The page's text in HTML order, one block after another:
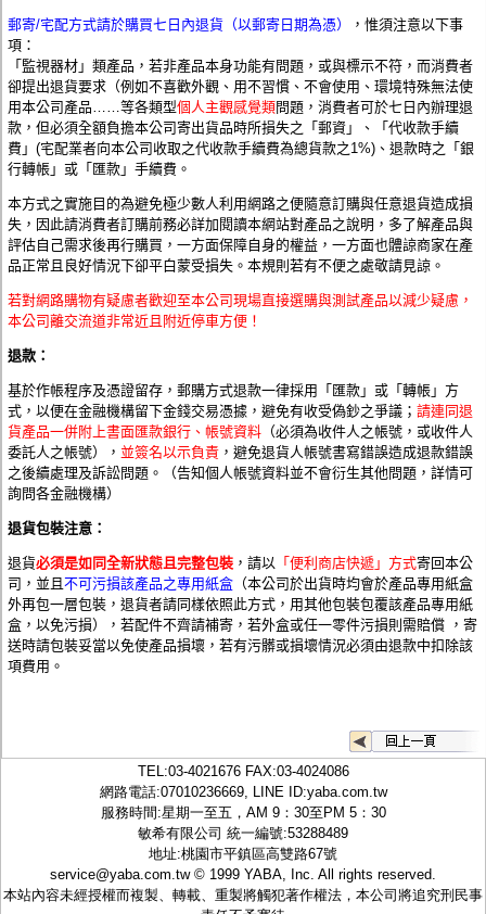
郵寄/宅配方式請於購買七日內退貨（以郵寄日期為憑）
，惟須注意以下事
項：
「監視器材」類產品，若非產品本身功能有問題，或與標示不符，而消費者
卻提出退貨要求（例如不喜歡外觀、用不習慣、不會使用、環境特殊無法使
用本公司產品……等各類型個人主觀感覺類問題，消費者可於七日內辦理退
款，但必須全額負擔本公司寄出貨品時所損失之「郵資」、「代收款手續
費」(宅配業者向本公司收取之代收款手續費為總貨款之1%)、退款時之「銀
行轉帳」或「匯款」手續費。
本方式之實施目的為避免極少數人利用網路之便隨意訂購與任意退貨造成損
失，因此請消費者訂購前務必詳加閱讀本網站對產品之說明，多了解產品與
評估自己需求後再行購買，一方面保障自身的權益，一方面也體諒商家在產
品正常且良好情況下卻平白蒙受損失。本規則若有不便之處敬請見諒。
若對網路購物有疑慮者歡迎至本公司現場直接選購與測試產品以減少疑慮，
本公司離交流道非常近且附近停車方便！
退款：
基於作帳程序及憑證留存 ， 郵購方式退款一律採用「匯款」或「轉帳」方
式，以便在金融機構留下金錢交易憑據，避免有收受偽鈔之爭議； 請連同退
貨產品一併附上書面匯款銀行、帳號資料 （必須為收件人之帳號，或收件人
委託人之帳號）， 並簽名以示負責 ，避免退貨人帳號書寫錯誤造成退款錯誤
之後續處理及訴訟問題。（告知個人帳號資料並不會衍生其他問題，詳情可
詢問各金融機構）
退貨包裝注意：
退貨必須是如同全新狀態且完整包裝 ，請以 「便利商店快遞」 方式寄回本公
司，並且 不可污損該產品之專用紙盒 （本公司於出貨時均會於產品專用紙盒
外再包一層包裝，退貨者請同樣依照此方式，用其他包裝包覆該產品專用紙
盒，以免污損），若配件不齊請補寄，若外盒或任一零件污損則需賠償 ，寄
送時請包裝妥當以免使產品損壞，若有污髒或損壞情況必須由退款中扣除該
項費用。
TEL:03-4021676FAX:03-4024086
網路電話:07010236669, LINE ID:yaba.com.tw
服務時間:星期一至五，AM 9：30至PM 5：30
敏希有限公司 統一編號:53288489
地址:桃園市平鎮區高雙路67號
service@yaba.com.tw© 1999 YABA, Inc. All rights reserved.
本站內容未經授權而複製、轉載、重製將觸犯著作權法，本公司將追究刑民事